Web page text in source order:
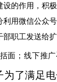
的作用，积
用微信公众
职工发送给
面；线下推广
了满足